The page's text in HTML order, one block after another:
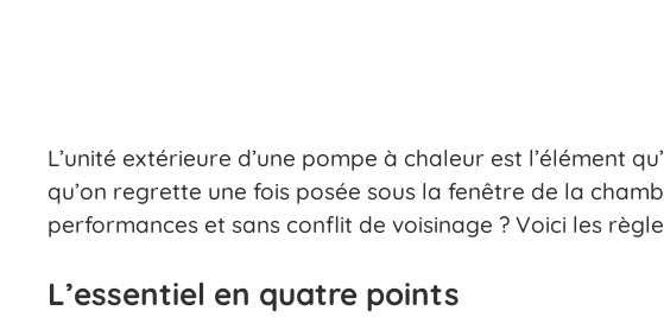
L’unité extérieure d’une pompe à chaleur est l’élément
qu’on regrette une fois posée sous la fenêtre de la
performances et sans conflit de voisinage ? Voici les
L’essentiel en quatre points